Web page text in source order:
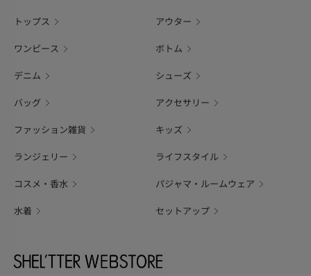
トップス アウター
ワンピース ボトム
デニム シューズ
バッグ アクセサリー
ファッション雑貨 キッズ
ランジェリー ライフスタイル
コスメ・香水 パジャマ・ルームウェア
水着 セットアップ